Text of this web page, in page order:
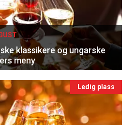
klassikere og ungarske
meny
Ledig plass